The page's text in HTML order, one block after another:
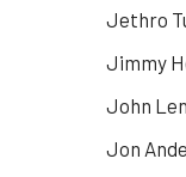
Jethro
Jimmy
John
Jon